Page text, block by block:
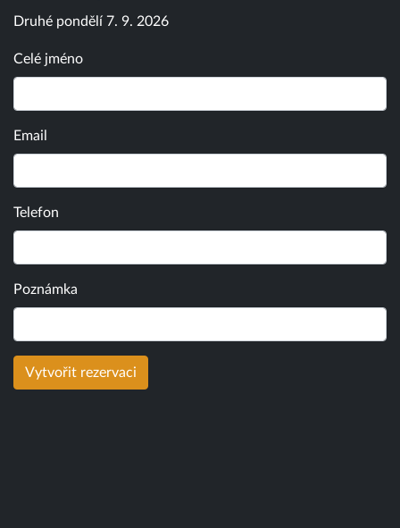
Druhé pondělí 7. 9. 2026
Celé jméno
Email
Telefon
Poznámka